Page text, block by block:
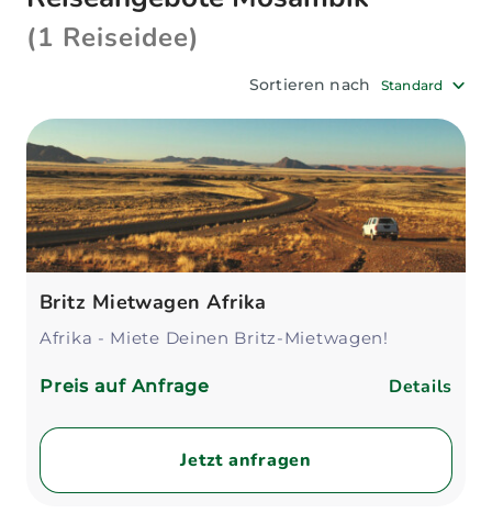
(1 Reiseidee)
Sortieren nach Standard
Britz Mietwagen Afrika
Afrika - Miete Deinen Britz-Mietwagen!
Preis auf Anfrage Details
Jetzt anfragen